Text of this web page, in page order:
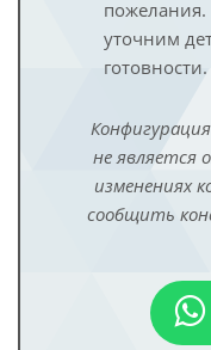
уточним
готовности.
не является
изменениях
сообщить